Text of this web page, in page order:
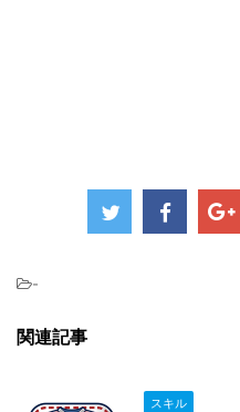
-
関連記事
スキル